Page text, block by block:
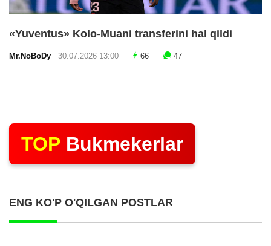
«Yuventus» Kolo-Muani transferini hal qildi
Mr.NoBoDy 30.07.2026 13:00 66 47
TOP Bukmekerlar
ENG KO'P O'QILGAN POSTLAR